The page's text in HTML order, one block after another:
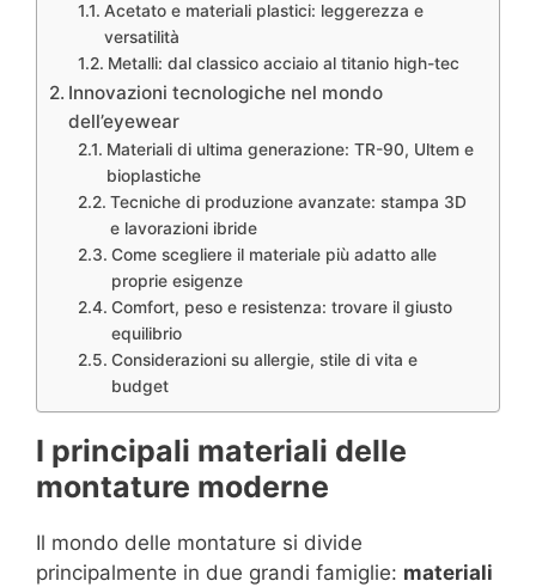
Acetato e materiali plastici: leggerezza e
versatilità
Metalli: dal classico acciaio al titanio high-tec
Innovazioni tecnologiche nel mondo
dell’eyewear
Materiali di ultima generazione: TR-90, Ultem e
bioplastiche
Tecniche di produzione avanzate: stampa 3D
e lavorazioni ibride
Come scegliere il materiale più adatto alle
proprie esigenze
Comfort, peso e resistenza: trovare il giusto
equilibrio
Considerazioni su allergie, stile di vita e
budget
I principali materiali delle
montature moderne
Il mondo delle montature si divide
principalmente in due grandi famiglie: materiali